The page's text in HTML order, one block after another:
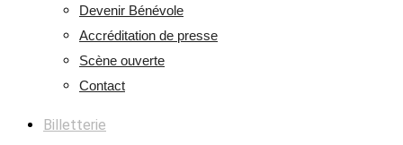
Devenir Bénévole
Accréditation de presse
Scène ouverte
Contact
Billetterie